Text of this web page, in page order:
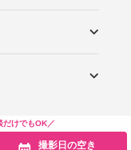
だけでもOK／
撮影日の空き